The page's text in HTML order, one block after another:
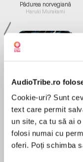
AudioTribe.ro
Cookie-uri? Sunt
text care permit
un site, ca tu să ai
folosi numai cu
oferi. Poți schimba
Pădurea norvegiană
Haruki Murakami
Elita de Argint (Elita
de...